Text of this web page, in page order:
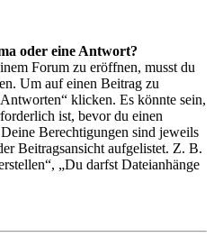
oder eine Antwort?
Forum zu eröffnen, musst du
Um auf einen Beitrag zu
klicken. Es könnte sein,
ist, bevor du einen
Berechtigungen sind jeweils
Beitragsansicht aufgelistet. Z. B.
„Du darfst Dateianhänge